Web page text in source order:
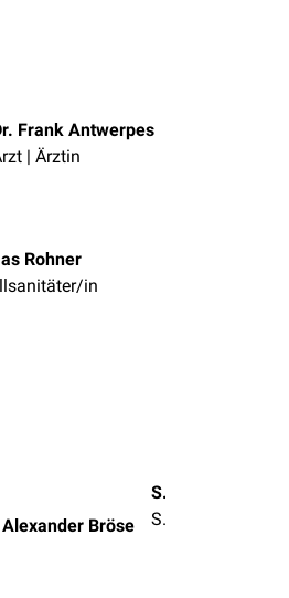
Frank Antwerpes
| Ärztin
Rohner
in
Bröse
Stud.med.dent. Sascha Alexander Bröse
Student/in der Zahnmedizin